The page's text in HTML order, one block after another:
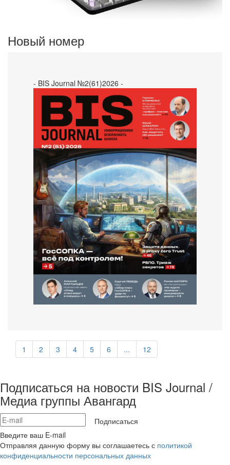
Новый номер
- BIS Journal №2(61)2026 -
1 2 3 4 5 6 ... 12
Подписаться на новости BIS Journal /
Медиа группы Авангард
Подписаться
Введите ваш E-mail
Отправляя данную форму вы соглашаетесь с политикой
конфиденциальности персональных данных